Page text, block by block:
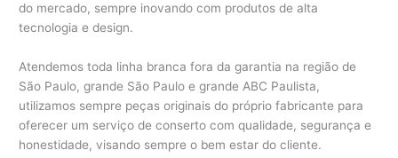
do mercado, sempre inovando com produtos de alta
tecnologia e design.
Atendemos toda linha branca fora da garantia na região de
São Paulo, grande São Paulo e grande ABC Paulista,
utilizamos sempre peças originais do próprio fabricante para
oferecer um serviço de conserto com qualidade, segurança e
honestidade, visando sempre o bem estar do cliente.